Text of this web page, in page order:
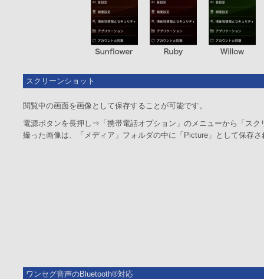
スクリーンショット
閲覧中の画面を画像として保存することが可能です。
電源ボタンを長押し⇒「携帯電話オプション」のメニューから「スク
撮った画像は、「メディア」フォルダの中に「Picture」として保存さ
ワンセグ音声のBluetooth®対応